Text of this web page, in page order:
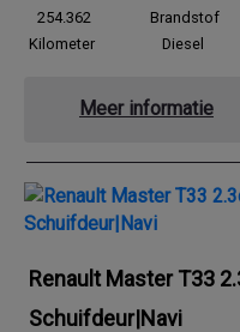
254.362
Kilometer
Brandstof
Diesel
Meer informatie
Renault Master T33
Schuifdeur|Navi